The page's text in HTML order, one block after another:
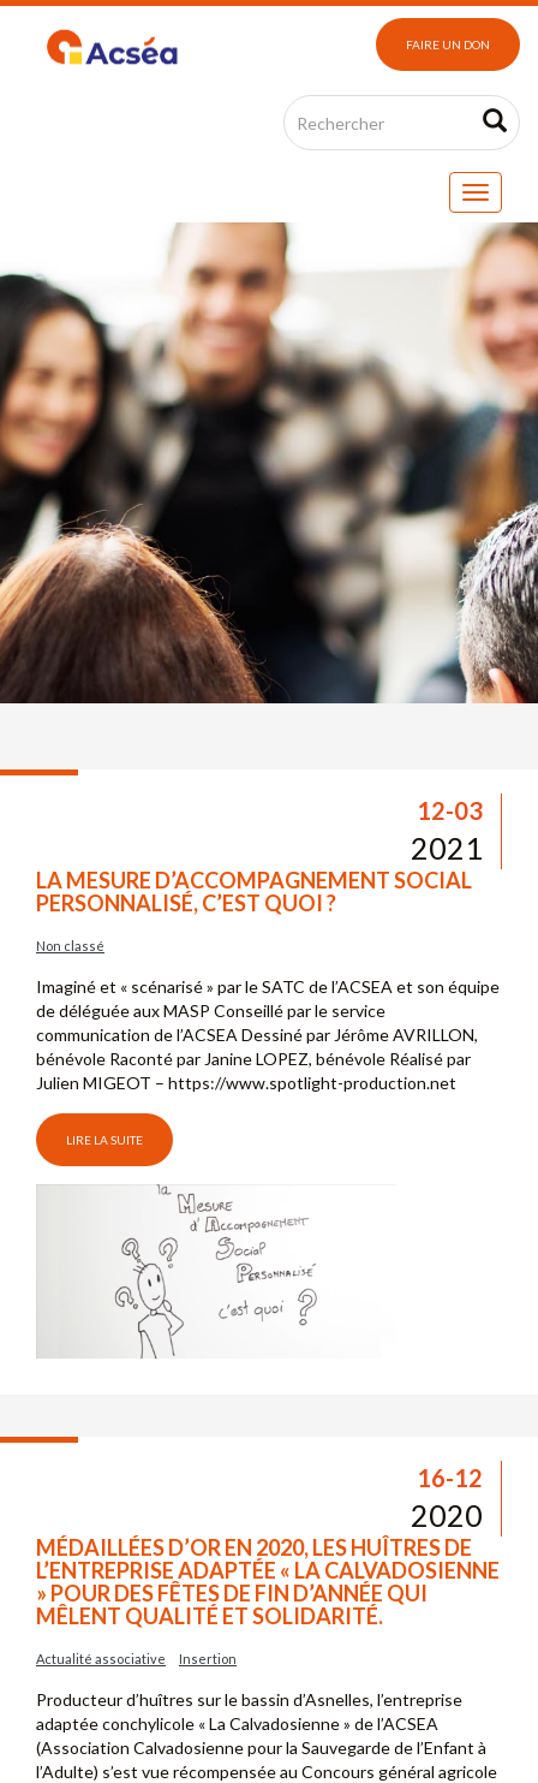
FAIRE UN DON
12-03
2021
LA MESURE D’ACCOMPAGNEMENT SOCIAL
PERSONNALISÉ, C’EST QUOI ?
Non classé
Imaginé et « scénarisé » par le SATC de l’ACSEA et son équipe
de déléguée aux MASP Conseillé par le service
communication de l’ACSEA Dessiné par Jérôme AVRILLON,
bénévole Raconté par Janine LOPEZ, bénévole Réalisé par
Julien MIGEOT – https://www.spotlight-production.net​
LIRE LA SUITE
16-12
2020
MÉDAILLÉES D’OR EN 2020, LES HUÎTRES DE
L’ENTREPRISE ADAPTÉE « LA CALVADOSIENNE
» POUR DES FÊTES DE FIN D’ANNÉE QUI
MÊLENT QUALITÉ ET SOLIDARITÉ.
Actualité associative Insertion
Producteur d’huîtres sur le bassin d’Asnelles, l’entreprise
adaptée conchylicole « La Calvadosienne » de l’ACSEA
(Association Calvadosienne pour la Sauvegarde de l’Enfant à
l’Adulte) s’est vue récompensée au Concours général agricole